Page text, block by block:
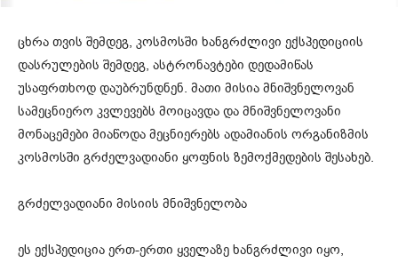
ცხრა თვის შემდეგ, კოსმოსში ხანგრძლივი ექსპედიციის
დასრულების შემდეგ, ასტრონავტები დედამიწას
უსაფრთხოდ დაუბრუნდნენ. მათი მისია მნიშვნელოვან
სამეცნიერო კვლევებს მოიცავდა და მნიშვნელოვანი
მონაცემები მიაწოდა მეცნიერებს ადამიანის ორგანიზმის
კოსმოსში გრძელვადიანი ყოფნის ზემოქმედების შესახებ.
გრძელვადიანი მისიის მნიშვნელობა
ეს ექსპედიცია ერთ-ერთი ყველაზე ხანგრძლივი იყო,